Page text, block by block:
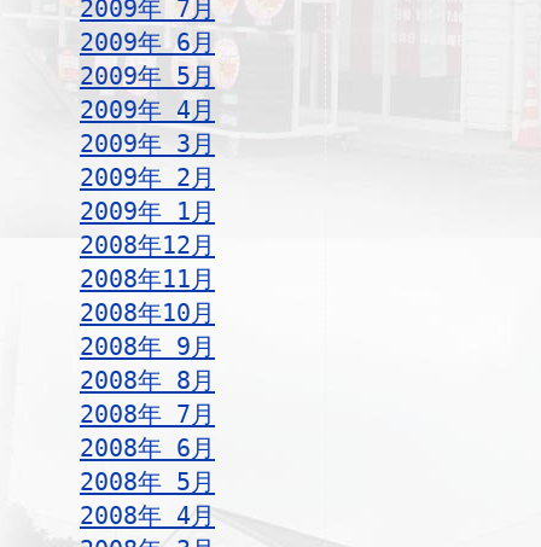
2009年 7月
2009年 6月
2009年 5月
2009年 4月
2009年 3月
2009年 2月
2009年 1月
2008年12月
2008年11月
2008年10月
2008年 9月
2008年 8月
2008年 7月
2008年 6月
2008年 5月
2008年 4月